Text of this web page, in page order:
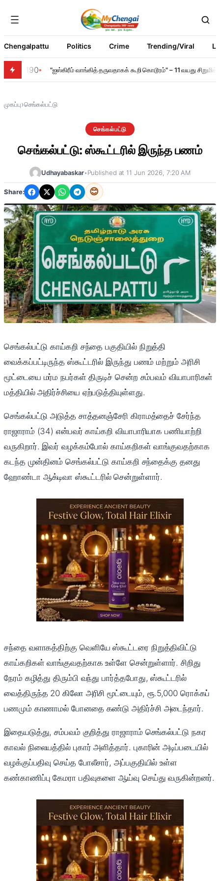
Chengalpattu Politics Crime Trending/Viral
190 "ஐஸ்கிரீம் வாங்கித் தருவதாகக் கூறி கொடூரம்" – 11 வயது
முகப்பு›செங்கல்பட்டு
செங்கல்பட்டு
செங்கல்பட்டு: ஸ்கூட்டரில் இருந்த பணம்
Udhayabaskar•Published at 11 Jun 2026, 7:20 AM
Share: 😊
செங்கல்பட்டு காய்கறி சந்தை பகுதியில் நிறுத்தி
வைக்கப்பட்டிருந்த ஸ்கூட்டரில் இருந்து பணம் மற்றும் அரிசி
மூட்டையை மர்ம நபர்கள் திருடிச் சென்ற சம்பவம் வியாபாரிகள்
மத்தியில் அதிர்ச்சியை ஏற்படுத்தியுள்ளது.
செங்கல்பட்டு அடுத்த சாத்தனஞ்சேரி கிராமத்தைச் சேர்ந்த
ராஜாராம் (34) என்பவர் காய்கறி வியாபாரியாக பணியாற்றி
வருகிறார். இவர் வழக்கம்போல் காய்கறிகள் வாங்குவதற்காக
கடந்த முன்தினம் செங்கல்பட்டு காய்கறி சந்தைக்கு தனது
ஹோண்டா ஆக்டிவா ஸ்கூட்டரில் சென்றுள்ளார்.
சந்தை வளாகத்திற்கு வெளியே ஸ்கூட்டரை நிறுத்திவிட்டு
காய்கறிகள் வாங்குவதற்காக உள்ளே சென்றுள்ளார். சிறிது
நேரம் கழித்து திரும்பி வந்து பார்த்தபோது, ஸ்கூட்டரில்
வைத்திருந்த 20 கிலோ அரிசி மூட்டையும், ரூ.5,000 ரொக்கப்
பணமும் காணாமல் போனதை கண்டு அதிர்ச்சி அடைந்தார்.
இதையடுத்து, சம்பவம் குறித்து ராஜாராம் செங்கல்பட்டு நகர
காவல் நிலையத்தில் புகார் அளித்தார். புகாரின் அடிப்படையில்
வழக்குப்பதிவு செய்த போலீசார், அப்பகுதியில் உள்ள
கண்காணிப்பு கேமரா பதிவுகளை ஆய்வு செய்து வருகின்றனர்.